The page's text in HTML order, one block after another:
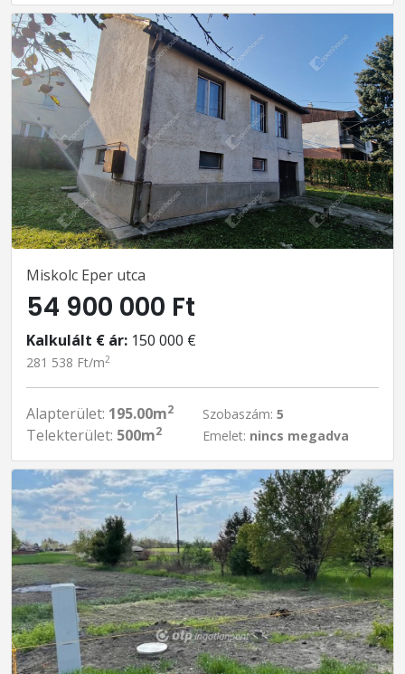
Miskolc Eper utca
54 900 000 Ft
Kalkulált € ár: 150 000 €
281 538 Ft/m2
Alapterület: 195.00m2
Telekterület: 500m2
Szobaszám: 5
Emelet: nincs megadva